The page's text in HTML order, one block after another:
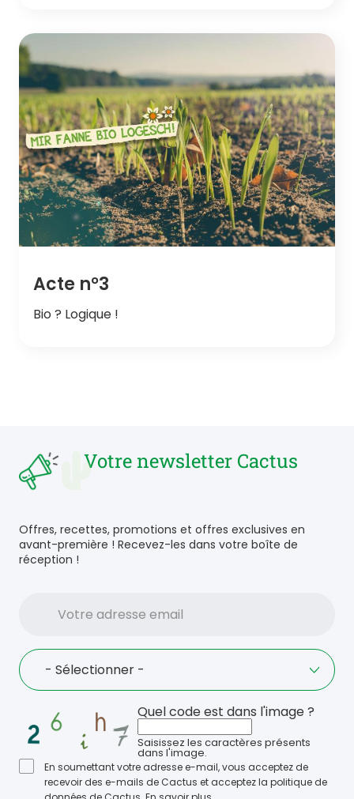
Acte n°3
Bio ? Logique !
Votre newsletter Cactus
Offres, recettes, promotions et offres exclusives en
avant-première ! Recevez-les dans votre boîte de
réception !
adresse
Language
- Sélectionner -
Quel code est dans l'image ?
Saisissez les caractères présents
dans l'image.
En soumettant votre adresse e-mail, vous acceptez de
recevoir des e-mails de Cactus et acceptez la politique de